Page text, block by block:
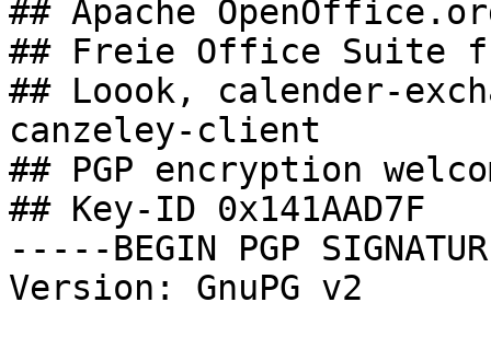
## Apache
## Freie Office Suite
## Loook, calender-
canzeley-client
## PGP encryption
## Key-ID 0x141AAD7F
-----BEGIN PGP
Version: GnuPG v2